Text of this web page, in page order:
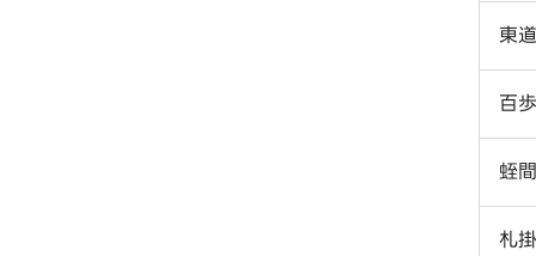
東
百歩
蛭
札掛